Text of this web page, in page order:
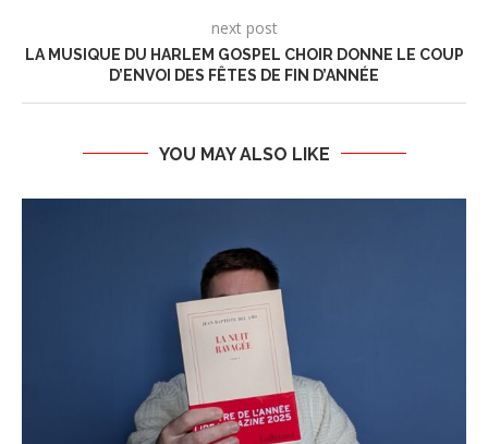
next post
LA MUSIQUE DU HARLEM GOSPEL CHOIR DONNE LE COUP
D’ENVOI DES FÊTES DE FIN D’ANNÉE
YOU MAY ALSO LIKE